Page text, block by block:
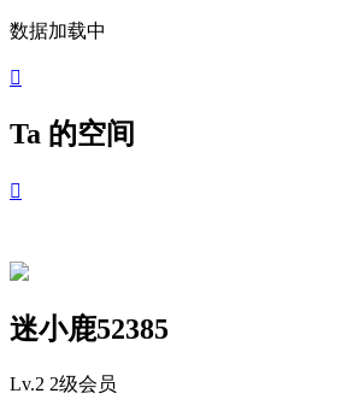
数据加载中

Ta 的空间

迷小鹿52385
Lv.2 2级会员